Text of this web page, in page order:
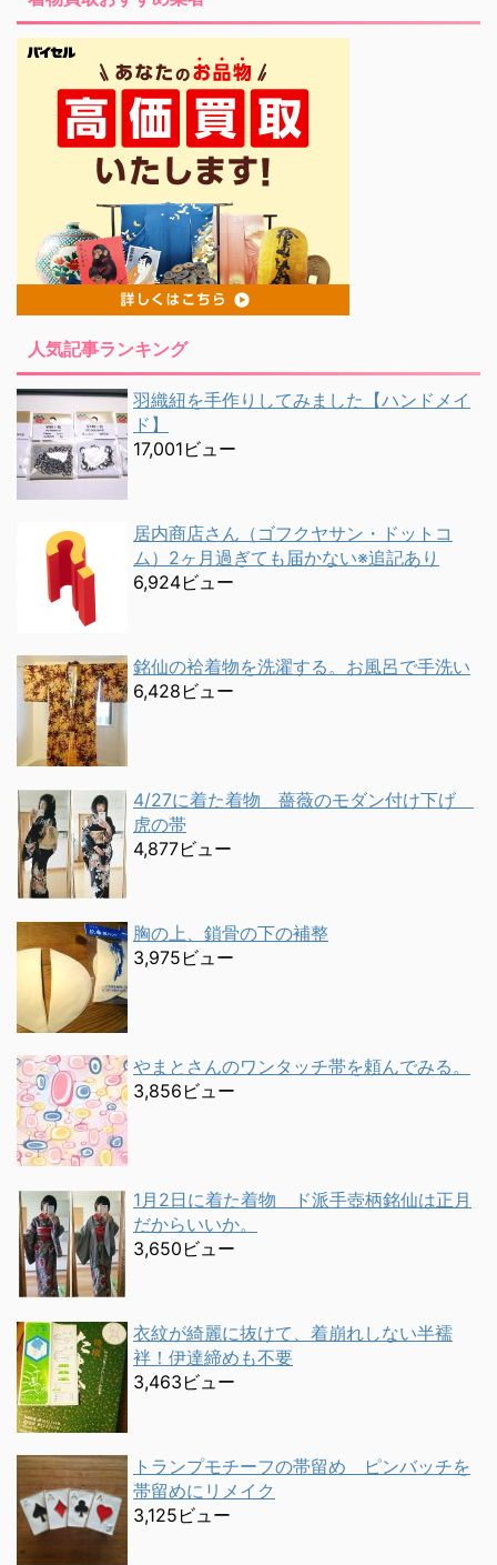
人気記事ランキング
羽織紐を手作りしてみました【ハンドメイ
ド】
17,001ビュー
居内商店さん（ゴフクヤサン・ドットコ
ム）2ヶ月過ぎても届かない※追記あり
6,924ビュー
銘仙の袷着物を洗濯する。お風呂で手洗い
6,428ビュー
4/27に着た着物 薔薇のモダン付け下げ
虎の帯
4,877ビュー
胸の上、鎖骨の下の補整
3,975ビュー
やまとさんのワンタッチ帯を頼んでみる。
3,856ビュー
1月2日に着た着物 ド派手壺柄銘仙は正月
だからいいか。
3,650ビュー
衣紋が綺麗に抜けて、着崩れしない半襦
袢！伊達締めも不要
3,463ビュー
トランプモチーフの帯留め ピンバッチを
帯留めにリメイク
3,125ビュー